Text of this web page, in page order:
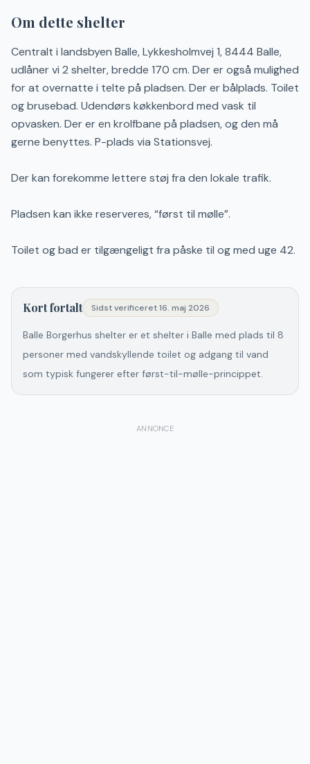
Om dette shelter
Centralt i landsbyen Balle, Lykkesholmvej 1, 8444 Balle,
udlåner vi 2 shelter, bredde 170 cm. Der er også mulighed
for at overnatte i telte på pladsen. Der er bålplads. Toilet
og brusebad. Udendørs køkkenbord med vask til
opvasken. Der er en krolfbane på pladsen, og den må
gerne benyttes. P-plads via Stationsvej.
Der kan forekomme lettere støj fra den lokale trafik.
Pladsen kan ikke reserveres, “først til mølle”.
Toilet og bad er tilgængeligt fra påske til og med uge 42.
Kort fortalt Sidst verificeret16. maj 2026
Balle Borgerhus shelter er et shelter i Balle med plads til 8
personer med vandskyllende toilet og adgang til vand
som typisk fungerer efter først-til-mølle-princippet.
ANNONCE